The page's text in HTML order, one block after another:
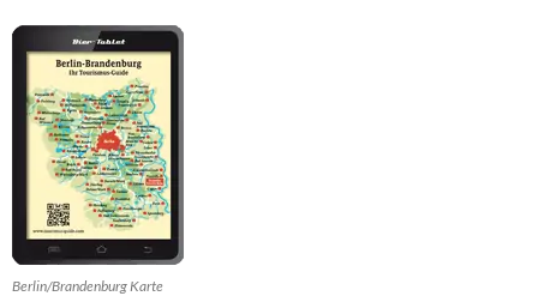
Berlin/Brandenburg Karte